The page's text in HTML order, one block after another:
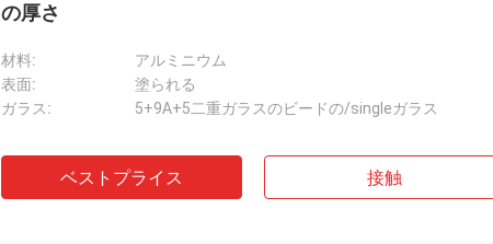
の厚さ
材料:
アルミニウム
表面:
塗られる
ガラス:
5+9A+5二重ガラスのビードの/singleガラス
ベストプライス 接触